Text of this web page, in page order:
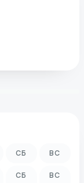
СБ ВС
СБ ВС